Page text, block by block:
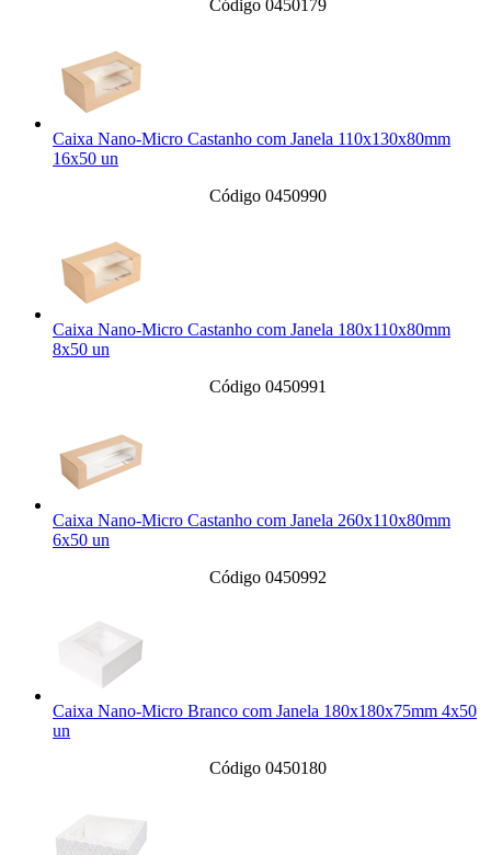
Código 0450179
Caixa Nano-Micro Castanho com Janela 110x130x80mm
16x50 un
Código 0450990
Caixa Nano-Micro Castanho com Janela 180x110x80mm
8x50 un
Código 0450991
Caixa Nano-Micro Castanho com Janela 260x110x80mm
6x50 un
Código 0450992
Caixa Nano-Micro Branco com Janela 180x180x75mm 4x50
un
Código 0450180